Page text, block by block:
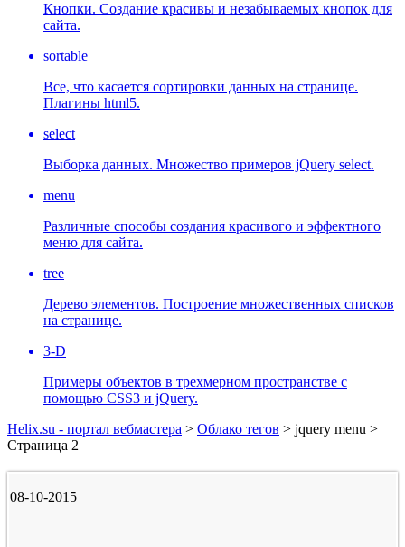
Кнопки. Создание красивы и незабываемых кнопок для
сайта.
sortable
Все, что касается сортировки данных на странице.
Плагины html5.
select
Выборка данных. Множество примеров jQuery select.
menu
Различные способы создания красивого и эффектного
меню для сайта.
tree
Дерево элементов. Построение множественных списков
на странице.
3-D
Примеры объектов в трехмерном пространстве с
помощью CSS3 и jQuery.
Helix.su - портал вебмастера > Облако тегов > jquery menu >
Страница 2
08-10-2015